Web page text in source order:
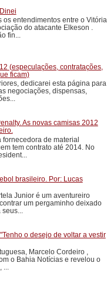
os entendimentos entre o Vitória
do atacante Elkeson .
fin...
(especulações, contratações,
ficam)
dedicarei esta página para
negociações, dispensas,
As novas camisas 2012
fornecedora de material
tem contrato até 2014. No
brasileiro. Por: Lucas
Junior é um aventureiro
um pergaminho deixado
o desejo de voltar a vestir
Marcelo Cordeiro ,
o Bahia Notícias e revelou o